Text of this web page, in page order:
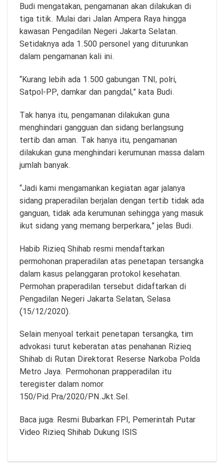
Budi mengatakan, pengamanan akan dilakukan di
tiga titik. Mulai dari Jalan Ampera Raya hingga
kawasan Pengadilan Negeri Jakarta Selatan.
Setidaknya ada 1.500 personel yang diturunkan
dalam pengamanan kali ini.
“Kurang lebih ada 1.500 gabungan TNI, polri,
Satpol-PP, damkar dan pangdal,” kata Budi.
Tak hanya itu, pengamanan dilakukan guna
menghindari gangguan dan sidang berlangsung
tertib dan aman. Tak hanya itu, pengamanan
dilakukan guna menghindari kerumunan massa dalam
jumlah banyak.
“Jadi kami mengamankan kegiatan agar jalanya
sidang praperadilan berjalan dengan tertib tidak ada
ganguan, tidak ada kerumunan sehingga yang masuk
ikut sidang yang memang berperkara,” jelas Budi.
Habib Rizieq Shihab resmi mendaftarkan
permohonan praperadilan atas penetapan tersangka
dalam kasus pelanggaran protokol kesehatan.
Permohan praperadilan tersebut didaftarkan di
Pengadilan Negeri Jakarta Selatan, Selasa
(15/12/2020).
Selain menyoal terkait penetapan tersangka, tim
advokasi turut keberatan atas penahanan Rizieq
Shihab di Rutan Direktorat Reserse Narkoba Polda
Metro Jaya. Permohonan prapperadilan itu
teregister dalam nomor
150/Pid.Pra/2020/PN.Jkt.Sel.
Baca juga: Resmi Bubarkan FPI, Pemerintah Putar
Video Rizieq Shihab Dukung ISIS